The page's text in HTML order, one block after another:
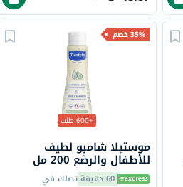
35% خصم
+600 طلب
موستيلا شامبو لطيف
للأطفال والرضع 200 مل
60 دقيقة تصلك في